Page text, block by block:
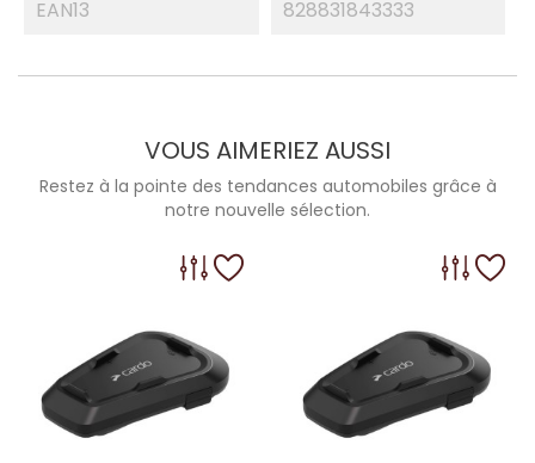
EAN13 828831843333
VOUS AIMERIEZ AUSSI
Restez à la pointe des tendances automobiles grâce à
notre nouvelle sélection.